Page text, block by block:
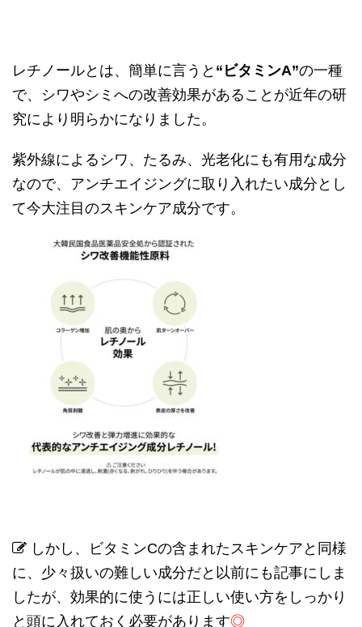
レチノールとは、簡単に言うと “ ビタミンA”の一種
で、シワやシミへの改善効果があることが近年の研
究により明らかになりました。
紫外線によるシワ、たるみ、光老化にも有用な成分
なので、アンチエイジングに取り入れたい成分とし
て今大注目のスキンケア成分です。
しかし、ビタミンCの含まれたスキンケアと同様
に、少々扱いの難しい成分だと以前にも記事にしま
したが、効果的に使うには正しい使い方をしっかり
と頭に入れておく必要があります◎